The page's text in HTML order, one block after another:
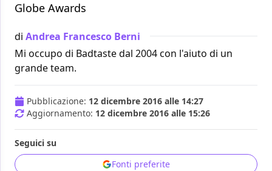
Globe Awards
di Andrea Francesco Berni
Mi occupo di Badtaste dal 2004 con l'aiuto di un
grande team.
Pubblicazione: 12 dicembre 2016 alle 14:27
Aggiornamento: 12 dicembre 2016 alle 15:26
Seguici su
Fonti preferite